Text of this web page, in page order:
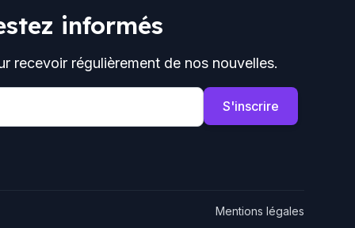
informés
recevoir régulièrement de nos nouvelles.
S'inscrire
Mentions légales